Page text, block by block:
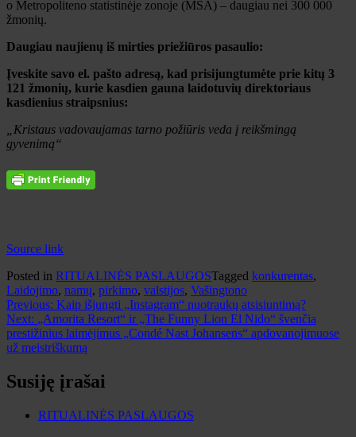
o Metropoliteno statistinėje zonoje (MSA) – daugiau nei 300 000
žmonių.
Daugiau naujienų iš mirties priežiūros pasaulio:
Įveskite savo el. pašto adresą, kad prisijungtumėte prie kitų 3
121 žmonių, kurie kasdien gauna laidotuvių direktoriaus
kasdienius straipsnius:
„Kristaus vadovaujamas tarno požiūris veda į reikšmingą
gyvenimą“
Source link
Posted in RITUALINĖS PASLAUGOSTagged konkurentas,
Laidojimo, namų, pirkimo, valstijos, Vašingtono
Navigacija
tarp
įrašų
Previous: Kaip išjungti „Instagram“ nuotraukų atsisiuntimą?
Next: „Amorita Resort“ ir „The Funny Lion El Nido“ švenčia
prestižinius laimėjimus „Condé Nast Johansens“ apdovanojimuose
už meistriškumą
Susiję įrašai
RITUALINĖS PASLAUGOS